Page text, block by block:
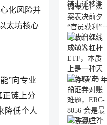
化风险并
太坊核心
”向专业
正链上分
降低个人